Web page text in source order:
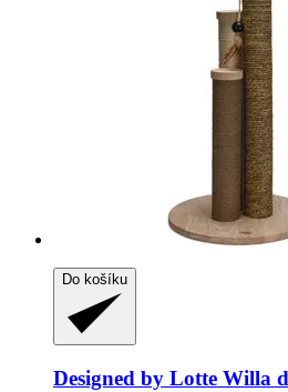
Do košíku
Designed by Lotte Willa